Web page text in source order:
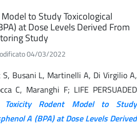
to Study Toxicological
at Dose Levels Derived From
Study
04/03/2022
S, Busani L, Martinelli A, Di Virgilio A,
C, Maranghi F; LIFE PERSUADED
Toxicity Rodent Model to Study
A (BPA) at Dose Levels Derived